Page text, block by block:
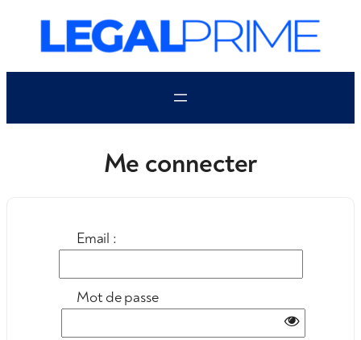
contenu
Me connecter
Email :
Mot de passe